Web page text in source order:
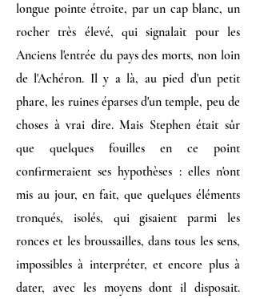
longue pointe étroite, par un cap blanc, un
rocher très élevé, qui signalait pour les
Anciens l'entrée du pays des morts, non loin
de l'Achéron. Il y a là, au pied d'un petit
phare, les ruines éparses d'un temple, peu de
choses à vrai dire. Mais Stephen était sûr
que quelques fouilles en ce point
confirmeraient ses hypothèses : elles n'ont
mis au jour, en fait, que quelques éléments
tronqués, isolés, qui gisaient parmi les
ronces et les broussailles, dans tous les sens,
impossibles à interpréter, et encore plus à
dater, avec les moyens dont il disposait.